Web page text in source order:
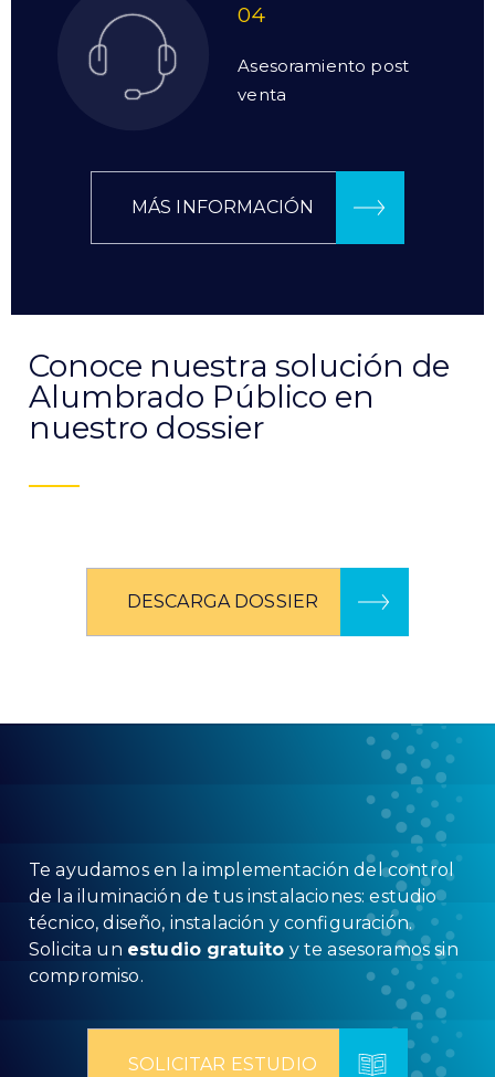
04
Asesoramiento post
venta
MÁS INFORMACIÓN
Conoce nuestra solución de
Alumbrado Público en
nuestro dossier
DESCARGA DOSSIER
Te ayudamos en la implementación del control
de la iluminación de tus instalaciones: estudio
técnico, diseño, instalación y configuración.
Solicita un estudio gratuito y te asesoramos sin
compromiso.
SOLICITAR ESTUDIO